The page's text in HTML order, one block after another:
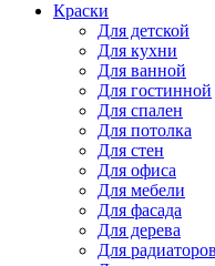
Краски
Для детской
Для кухни
Для ванной
Для гостинной
Для спален
Для потолка
Для стен
Для офиса
Для мебели
Для фасада
Для дерева
Для радиаторов